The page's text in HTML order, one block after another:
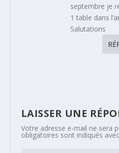
septembre je
1 table dans
Salutations
LAISSER UNE
Votre adresse e-mail ne sera
obligatoires sont indiqués avec